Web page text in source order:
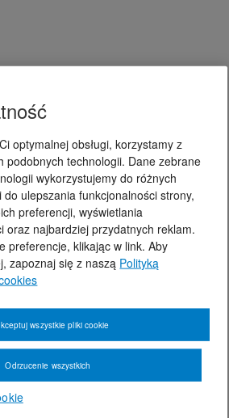
optymalnej obsługi, korzystamy z
podobnych technologii. Dane zebrane
wykorzystujemy do różnych
do ulepszania funkcjonalności strony,
preferencji, wyświetlania
oraz najbardziej przydatnych reklam.
preferencje, klikając w link. Aby
zapoznaj się z naszą Polityką
Odrzucenie wszystkich
wszystkie pliki cookie